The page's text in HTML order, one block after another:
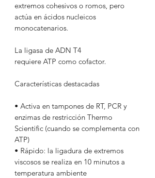
extremos cohesivos o romos, pero
actúa en ácidos nucleicos
monocatenarios.
La ligasa de ADN T4
requiere ATP como cofactor.
Características destacadas
• Activa en tampones de RT, PCR y
enzimas de restricción Thermo
Scientific (cuando se complementa con
ATP)
• Rápido: la ligadura de extremos
viscosos se realiza en 10 minutos a
temperatura ambiente